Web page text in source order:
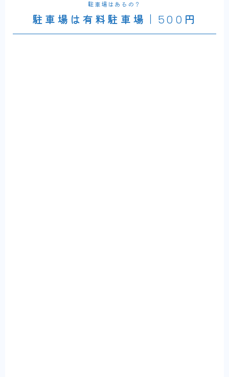
駐車場はあるの？
駐車場は有料駐車場｜500円